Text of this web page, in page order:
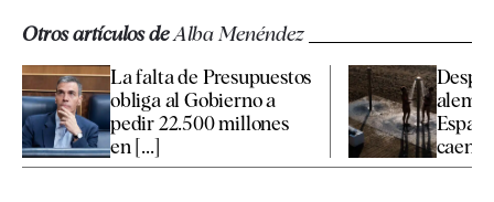
Otros artículos deAlba Menéndez
La falta de Presupuestos
obliga al Gobierno a
pedir 22.500 millones
en [...]
caen